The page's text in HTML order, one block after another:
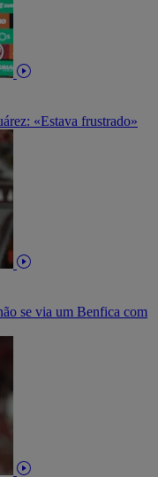
«Estava frustrado»
se via um Benfica com